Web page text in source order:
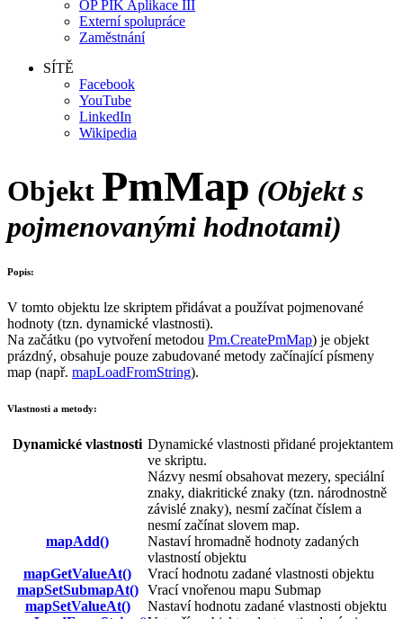
OP PIK Aplikace III
Externí spolupráce
Zaměstnání
SÍTĚ
Facebook
YouTube
LinkedIn
Wikipedia
Objekt PmMap (Objekt s
pojmenovanými hodnotami)
Popis:
V tomto objektu lze skriptem přidávat a používat pojmenované
hodnoty (tzn. dynamické vlastnosti).
Na začátku (po vytvoření metodou Pm.CreatePmMap) je objekt
prázdný, obsahuje pouze zabudované metody začínající písmeny
map (např. mapLoadFromString).
Vlastnosti a metody:
Dynamické vlastnosti Dynamické vlastnosti přidané projektantem
ve skriptu.
Názvy nesmí obsahovat mezery, speciální
znaky, diakritické znaky (tzn. národnostně
závislé znaky), nesmí začínat číslem a
nesmí začínat slovem map.
mapAdd()
Nastaví hromadně hodnoty zadaných
vlastností objektu
mapGetValueAt()
Vrací hodnotu zadané vlastnosti objektu
mapSetSubmapAt()
Vrací vnořenou mapu Submap
mapSetValueAt()
Nastaví hodnotu zadané vlastnosti objektu